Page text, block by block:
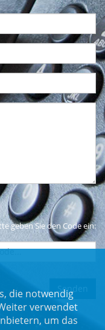
geben Sie den Code ein:
die notwendig
verwendet
um das